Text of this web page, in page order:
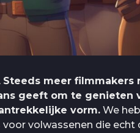
Steeds meer filmmakers
geeft om te genieten
vorm. We
voor volwassenen die echt